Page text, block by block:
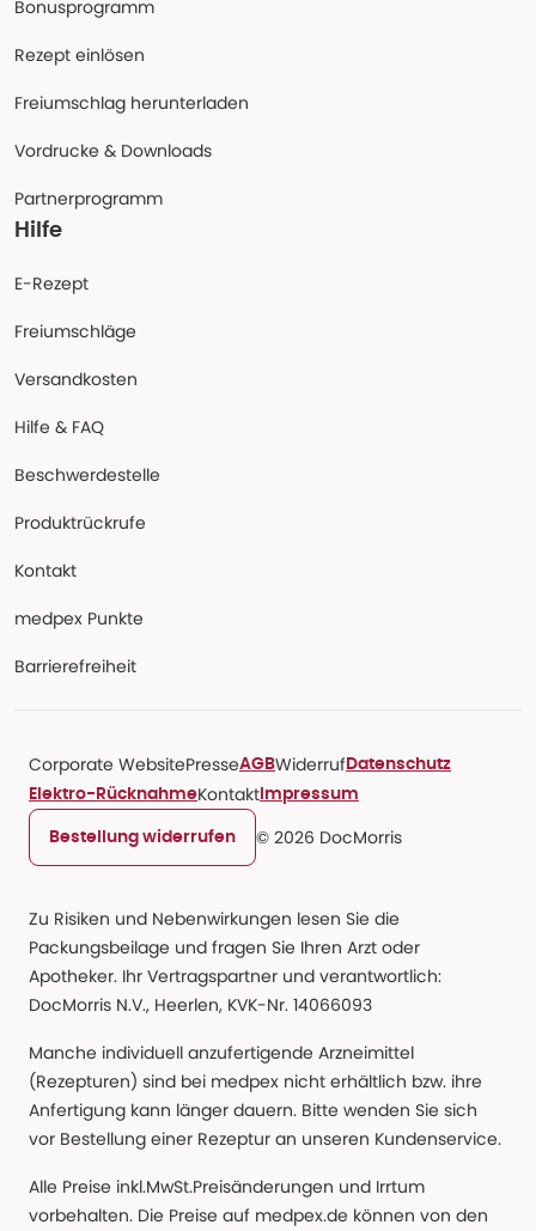
Bonusprogramm
Rezept einlösen
Freiumschlag herunterladen
Vordrucke & Downloads
Partnerprogramm
Hilfe
E-Rezept
Freiumschläge
Versandkosten
Hilfe & FAQ
Beschwerdestelle
Produktrückrufe
Kontakt
medpex Punkte
Barrierefreiheit
Corporate WebsitePresseAGBWiderruf Datenschutz
Elektro-RücknahmeKontakt Impressum
Bestellung widerrufen © 2026 DocMorris
Zu Risiken und Nebenwirkungen lesen Sie die
Packungsbeilage und fragen Sie Ihren Arzt oder
Apotheker. Ihr Vertragspartner und verantwortlich:
DocMorris N.V., Heerlen, KVK-Nr. 14066093
Manche individuell anzufertigende Arzneimittel
(Rezepturen) sind bei medpex nicht erhältlich bzw. ihre
Anfertigung kann länger dauern. Bitte wenden Sie sich
vor Bestellung einer Rezeptur an unseren Kundenservice.
Alle Preise inkl.MwSt.Preisänderungen und Irrtum
vorbehalten. Die Preise auf medpex.de können von den